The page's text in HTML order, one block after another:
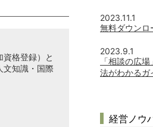
格登録）と
文知識・国際
2023.11.1
無料ダウンロ
2023.9.1
「相談の広
法がわかるガ
経営ノウ